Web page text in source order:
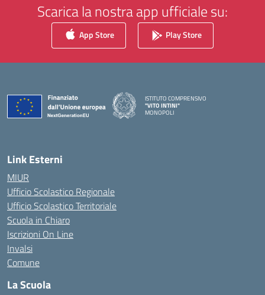
Scarica la nostra app ufficiale su:
App Store Play Store
ISTITUTO COMPRENSIVO
"VITO INTINI"
MONOPOLI
Link Esterni
MIUR
Ufficio Scolastico Regionale
Ufficio Scolastico Territoriale
Scuola in Chiaro
Iscrizioni On Line
Invalsi
Comune
La Scuola